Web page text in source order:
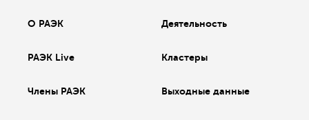
О РАЭК Деятельность
РАЭК Live Кластеры
Члены РАЭК Выходные данные